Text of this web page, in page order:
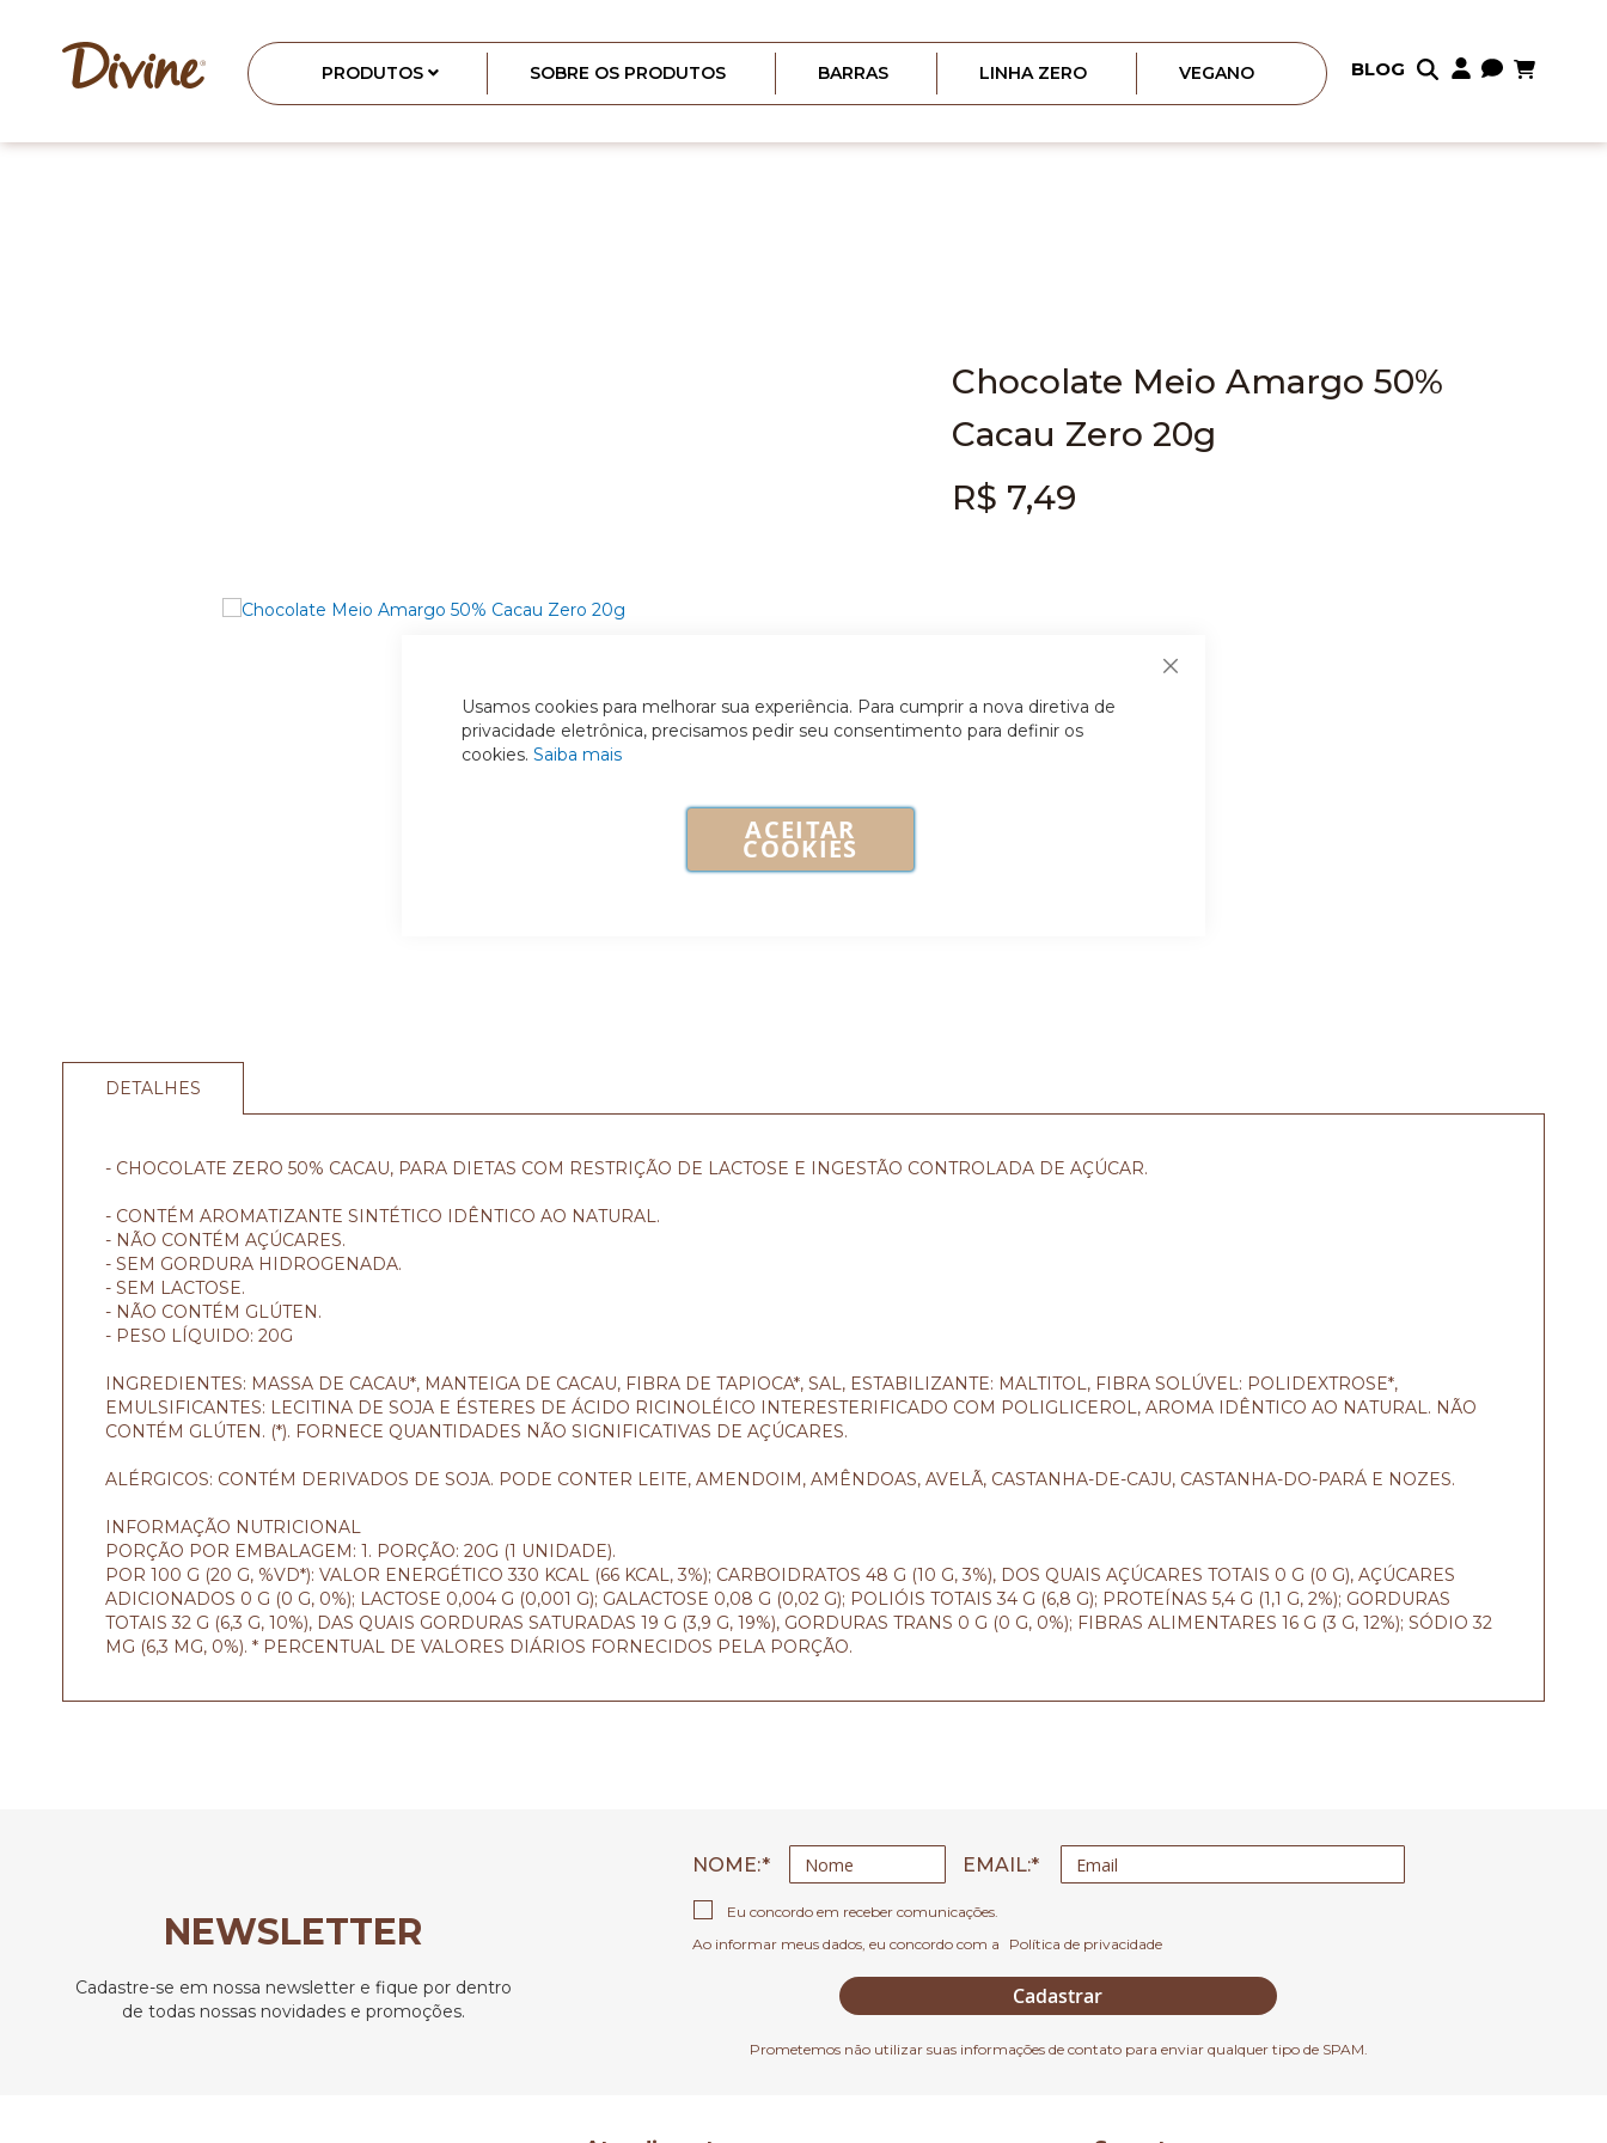
Fechar
Usamos cookies para melhorar sua experiência. Para cumprir a nova diretiva de
privacidade eletrônica, precisamos pedir seu consentimento para definir os
cookies. Saiba mais
ACEITAR
COOKIES
PRODUTOS SOBRE OS PRODUTOS BARRAS LINHA ZERO VEGANO BLOG Meu
conteúdo
Chocolate Meio Amargo 50%
Cacau Zero 20g
R$ 7,49
DETALHES
- CHOCOLATE ZERO 50% CACAU, PARA DIETAS COM RESTRIÇÃO DE LACTOSE E INGESTÃO CONTROLADA DE AÇÚCAR.
- CONTÉM AROMATIZANTE SINTÉTICO IDÊNTICO AO NATURAL.
- NÃO CONTÉM AÇÚCARES.
- SEM GORDURA HIDROGENADA.
- SEM LACTOSE.
- NÃO CONTÉM GLÚTEN.
- PESO LÍQUIDO: 20G
INGREDIENTES: MASSA DE CACAU*, MANTEIGA DE CACAU, FIBRA DE TAPIOCA*, SAL, ESTABILIZANTE: MALTITOL, FIBRA SOLÚVEL: POLIDEXTROSE*,
EMULSIFICANTES: LECITINA DE SOJA E ÉSTERES DE ÁCIDO RICINOLÉICO INTERESTERIFICADO COM POLIGLICEROL, AROMA IDÊNTICO AO NATURAL. NÃO
CONTÉM GLÚTEN. (*). FORNECE QUANTIDADES NÃO SIGNIFICATIVAS DE AÇÚCARES.
ALÉRGICOS: CONTÉM DERIVADOS DE SOJA. PODE CONTER LEITE, AMENDOIM, AMÊNDOAS, AVELÃ, CASTANHA-DE-CAJU, CASTANHA-DO-PARÁ E NOZES.
INFORMAÇÃO NUTRICIONAL
PORÇÃO POR EMBALAGEM: 1. PORÇÃO: 20G (1 UNIDADE).
POR 100 G (20 G, %VD*): VALOR ENERGÉTICO 330 KCAL (66 KCAL, 3%); CARBOIDRATOS 48 G (10 G, 3%), DOS QUAIS AÇÚCARES TOTAIS 0 G (0 G), AÇÚCARES
ADICIONADOS 0 G (0 G, 0%); LACTOSE 0,004 G (0,001 G); GALACTOSE 0,08 G (0,02 G); POLIÓIS TOTAIS 34 G (6,8 G); PROTEÍNAS 5,4 G (1,1 G, 2%); GORDURAS
TOTAIS 32 G (6,3 G, 10%), DAS QUAIS GORDURAS SATURADAS 19 G (3,9 G, 19%), GORDURAS TRANS 0 G (0 G, 0%); FIBRAS ALIMENTARES 16 G (3 G, 12%); SÓDIO 32
MG (6,3 MG, 0%). * PERCENTUAL DE VALORES DIÁRIOS FORNECIDOS PELA PORÇÃO.
NEWSLETTER
Cadastre-se em nossa newsletter e fique por dentro
de todas nossas novidades e promoções.
NOME: EMAIL
Eu concordo em receber comunicações.
Ao informar meus dados, eu concordo com a
Política de privacidade
Cadastrar
Prometemos não utilizar suas informações de contato para enviar qualquer tipo de SPAM.